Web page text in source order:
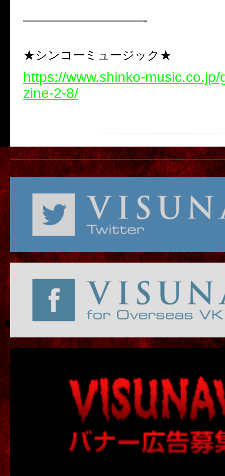
——————————-
★シンコーミュージック★
https://www.shinko-
zine-2-8/